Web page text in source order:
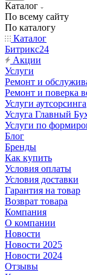
Каталог
По всему сайту
По каталогу
Каталог
Битрикс24
Акции
Услуги
Ремонт и
Ремонт и поверка
Услуги аутсорсинга
Услуга Главный
Услуги по
Блог
Бренды
Как купить
Условия оплаты
Условия доставки
Гарантия на товар
Возврат товара
Компания
О компании
Новости
Новости 2025
Новости 2024
Отзывы